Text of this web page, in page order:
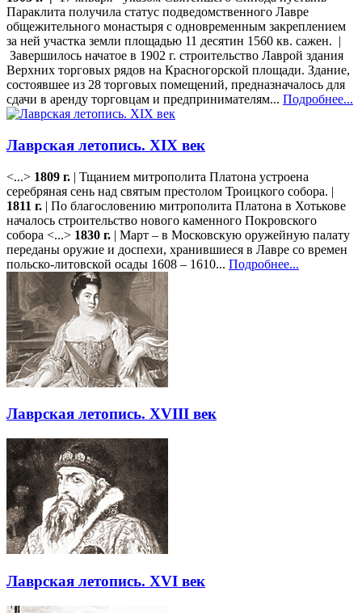
Параклита получила статус подведомственного Лавре
общежительного монастыря с одновременным закреплением
за ней участка земли площадью 11 десятин 1560 кв. сажен. |
Завершилось начатое в 1902 г. строительство Лаврой здания
Верхних торговых рядов на Красногорской площади. Здание,
состоявшее из 28 торговых помещений, предназначалось для
сдачи в аренду торговцам и предпринимателям... Подробнее...
Лаврская летопись. XIX век
<...> 1809 г. | Тщанием митрополита Платона устроена
серебряная сень над святым престолом Троицкого собора. |
1811 г. | По благословению митрополита Платона в Хотькове
началось строительство нового каменного Покровского
собора <...> 1830 г. | Март – в Московскую оружейную палату
переданы оружие и доспехи, хранившиеся в Лавре со времен
польско-литовской осады 1608 – 1610... Подробнее...
Лаврская летопись. XVIII век
Лаврская летопись. XVI век